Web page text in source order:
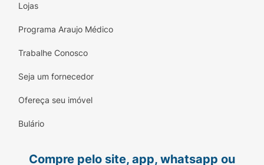
Lojas
Programa Araujo Médico
Trabalhe Conosco
Seja um fornecedor
Ofereça seu imóvel
Bulário
Compre pelo site, app, whatsapp ou